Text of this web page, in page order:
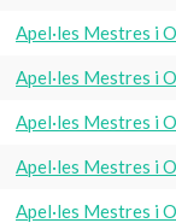
Apel·les Mestres i
Apel·les Mestres i
Apel·les Mestres i
Apel·les Mestres i
Apel·les Mestres i